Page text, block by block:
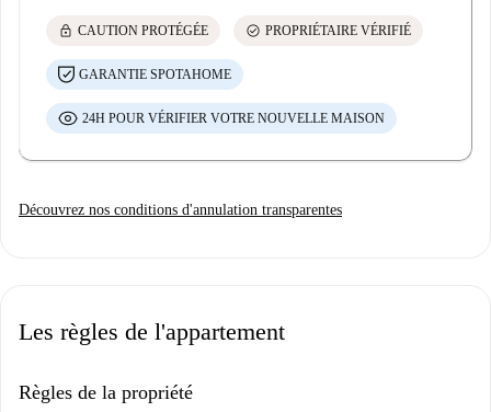
lock CAUTION PROTÉGÉE check_circle PROPRIÉTAIRE VÉRIFIÉ
GARANTIE SPOTAHOME
24H POUR VÉRIFIER VOTRE NOUVELLE MAISON
Découvrez nos conditions d'annulation transparentes
Les règles de l'appartement
Règles de la propriété